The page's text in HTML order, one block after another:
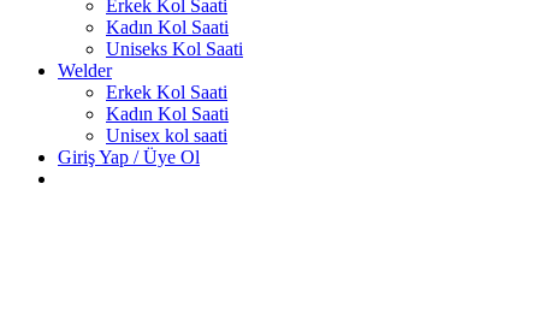
Erkek Kol Saati
Kadın Kol Saati
Uniseks Kol Saati
Welder
Erkek Kol Saati
Kadın Kol Saati
Unisex kol saati
Giriş Yap / Üye Ol